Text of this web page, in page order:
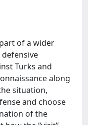
of a wider
Turks and
along
situation,
and choose
of the